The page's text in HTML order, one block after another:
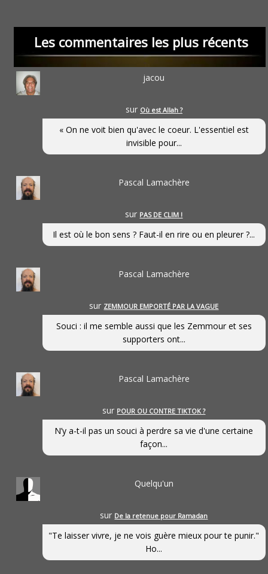
Les commentaires les plus récents
jacou
sur Où est Allah ?
« On ne voit bien qu'avec le coeur. L'essentiel est
invisible pour...
Pascal Lamachère
sur PAS DE CLIM !
Il est où le bon sens ? Faut-il en rire ou en pleurer ?...
Pascal Lamachère
sur ZEMMOUR EMPORTÉ PAR LA VAGUE
Souci : il me semble aussi que les Zemmour et ses
supporters ont...
Pascal Lamachère
sur POUR OU CONTRE TIKTOK ?
N’y a-t-il pas un souci à perdre sa vie d'une certaine
façon...
Quelqu'un
sur De la retenue pour Ramadan
"Te laisser vivre, je ne vois guère mieux pour te punir."
Ho...